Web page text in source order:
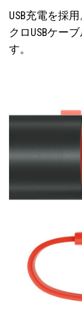
USB充電を採
クロUSBケー
す。